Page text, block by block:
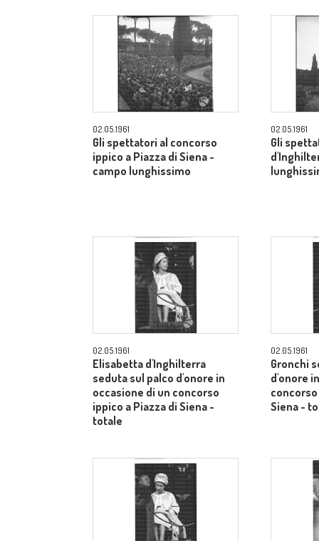
02.05.1961
Gli spettatori al concorso
ippico a Piazza di Siena -
campo lunghissimo
02.05.1961
Gli
02.05.1961
Elisabetta d'Inghilterra
seduta sul palco d'onore in
occasione di un concorso
ippico a Piazza di Siena -
totale
02.05.1961
Gronchi
d'onore
Siena -